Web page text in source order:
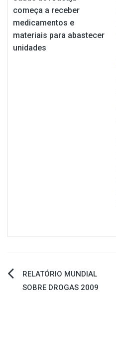
começa a receber
medicamentos e
materiais para abastecer
unidades
Navegação
RELATÓRIO MUNDIAL
SOBRE DROGAS 2009